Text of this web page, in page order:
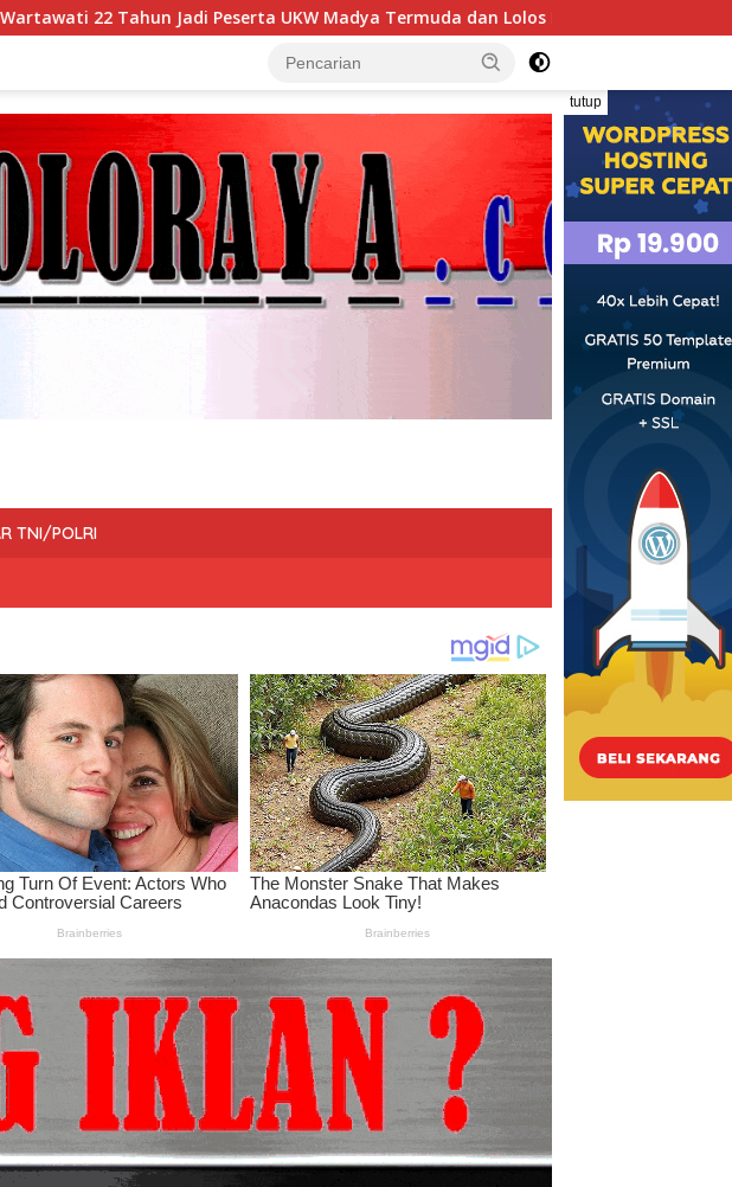
Madya Termuda dan Lolos Kompeten, Buktikan Usia Bukan Penghalang
tutup
TNI/POLRI